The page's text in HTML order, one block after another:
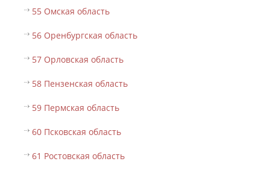
55 Омская область
56 Оренбургская область
57 Орловская область
58 Пензенская область
59 Пермская область
60 Псковская область
61 Ростовская область